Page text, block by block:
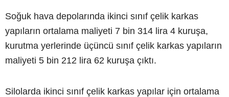
Soğuk hava depolarında ikinci sınıf çelik karkas
yapıların ortalama maliyeti 7 bin 314 lira 4 kuruşa,
kurutma yerlerinde üçüncü sınıf çelik karkas yapıların
maliyeti 5 bin 212 lira 62 kuruşa çıktı.
Silolarda ikinci sınıf çelik karkas yapılar için ortalama